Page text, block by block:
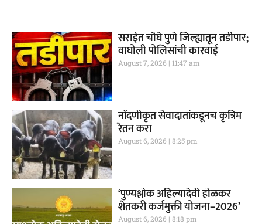
सराईत चौघे पुणे जिल्ह्यातून तडीपार;
वाघोली पोलिसांची कारवाई
August 7, 2026 11:47 am
नोंदणीकृत सेवादातांकडूनच कृत्रिम
रेतन करा
August 6, 2026 8:25 pm
‘पुण्यश्लोक अहिल्यादेवी होळकर
शेतकरी कर्जमुक्ती योजना–2026’
August 6, 2026 8:18 pm